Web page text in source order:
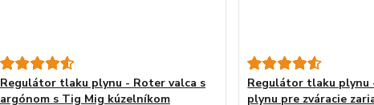
Regulátor tlaku plynu - Roter valca s
argónom s Tig Mig kúzelníkom
Regulátor tlaku plynu
plynu pre zváracie